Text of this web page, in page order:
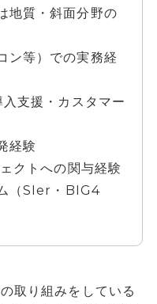
地質・斜面分野の
ン等）での実務経
支援・カスタマー
経験
クトへの関与経験
（SIer・BIG4
取り組みをしている